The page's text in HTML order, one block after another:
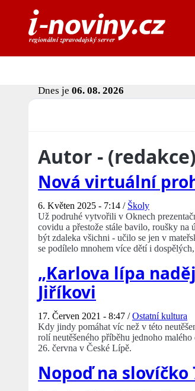
Dnes je 06. 08. 2026
Autor - (redakce)
Nová virtuální
6. Květen 2025 - 7:14 / Školy
Už podruhé vytvořili v Oknech
covidu a přestože stále bavilo, roušky
být zdaleka všichni - učilo se jen v
se podílelo mnohem více dětí i
„Karlova lípa
Jiříkovi
17. Červen 2021 - 8:47 /Ostatní kultura
Kdy jindy pomáhat víc než v této
rolí neutěšeného příběhu jednoho
26. června v České Lípě.
Nopoď na slovíčko